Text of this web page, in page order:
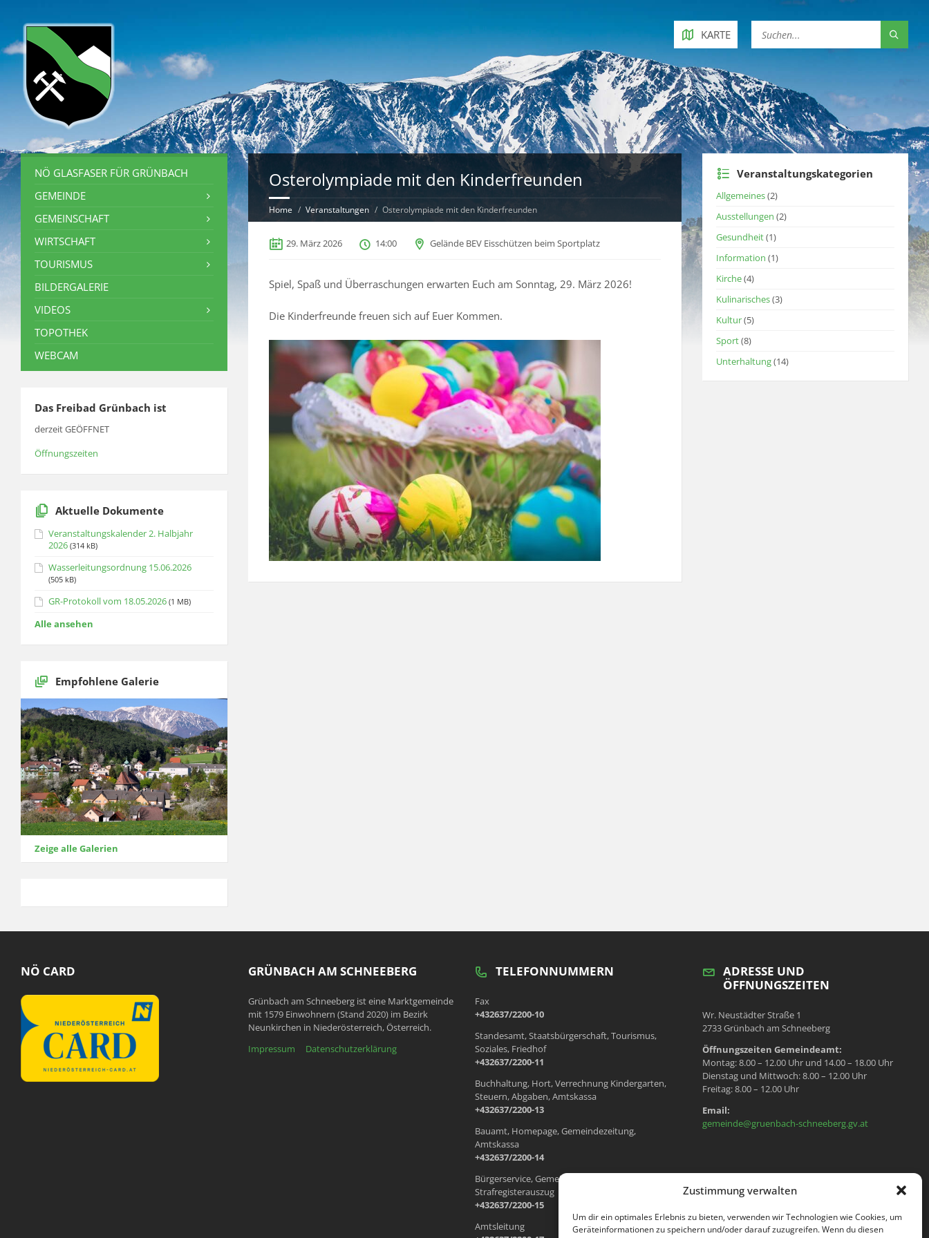
Zustimmung verwalten
Um dir ein optimales Erlebnis zu bieten, verwenden wir Technologien wie Cookies, um
Geräteinformationen zu speichern und/oder darauf zuzugreifen. Wenn du diesen
KARTE
Osterolympiade mit den Kinderfreunden
Home Veranstaltungen Osterolympiade mit den Kinderfreunden
29. März 2026 14:00 Gelände BEV Eisschützen beim Sportplatz
Spiel, Spaß und Überraschungen erwarten Euch am Sonntag, 29. März 2026!
Die Kinderfreunde freuen sich auf Euer Kommen.
NÖ GLASFASER FÜR GRÜNBACH
GEMEINDE
GEMEINSCHAFT
WIRTSCHAFT
TOURISMUS
BILDERGALERIE
VIDEOS
TOPOTHEK
WEBCAM
Das Freibad Grünbach ist
derzeit GEÖFFNET
Öffnungszeiten
Aktuelle Dokumente
Veranstaltungskalender 2. Halbjahr
2026 (314 kB)
Wasserleitungsordnung 15.06.2026
(505 kB)
GR-Protokoll vom 18.05.2026 (1 MB)
Alle ansehen
Empfohlene Galerie
Zeige alle Galerien
Veranstaltungskategorien
Allgemeines(2)
Ausstellungen (2)
Gesundheit(1)
Information (1)
Kirche(4)
Kulinarisches(3)
Kultur(5)
Sport(8)
Unterhaltung(14)
NÖ CARD GRÜNBACH AM SCHNEEBERG
Grünbach am Schneeberg ist eine Marktgemeinde
mit 1579 Einwohnern (Stand 2020) im Bezirk
Neunkirchen in Niederösterreich, Österreich.
Impressum
Datenschutzerklärung
TELEFONNUMMERN
Fax
+432637/2200-10
Standesamt, Staatsbürgerschaft, Tourismus,
Soziales, Friedhof
+432637/2200-11
Buchhaltung, Hort, Verrechnung Kindergarten,
Steuern, Abgaben, Amtskassa
+432637/2200-13
Bauamt, Homepage, Gemeindezeitung,
Amtskassa
+432637/2200-14
Bürgerservice, Gemeindewohnungen, Meldeamt,
Strafregisterauszug
+432637/2200-15
Amtsleitung
ADRESSE UND
ÖFFNUNGSZEITEN
Wr. Neustädter Straße 1
2733 Grünbach am Schneeberg
Öffnungszeiten Gemeindeamt:
Montag: 8.00 – 12.00 Uhr und 14.00 – 18.00 Uhr
Dienstag und Mittwoch: 8.00 – 12.00 Uhr
Freitag: 8.00 – 12.00 Uhr
Email:
gemeinde@gruenbach-schneeberg.gv.at